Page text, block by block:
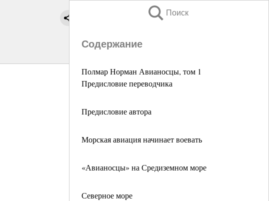
Поиск
Содержание
Полмар Норман Авианосцы, том 1
Предисловие переводчика
Предисловие автора
Морская авиация начинает воевать
«Авианосцы» на Средиземном море
Северное море